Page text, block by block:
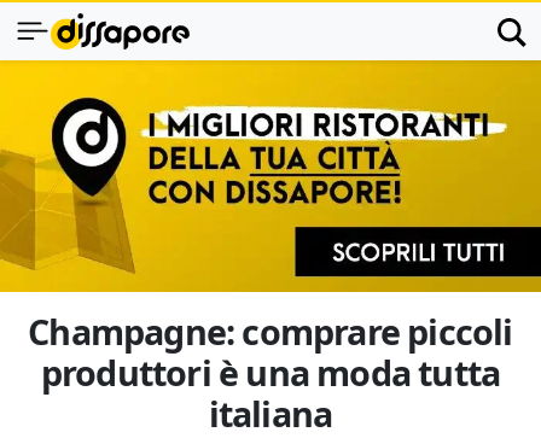
Champagne: comprare piccoli
produttori è una moda tutta
italiana